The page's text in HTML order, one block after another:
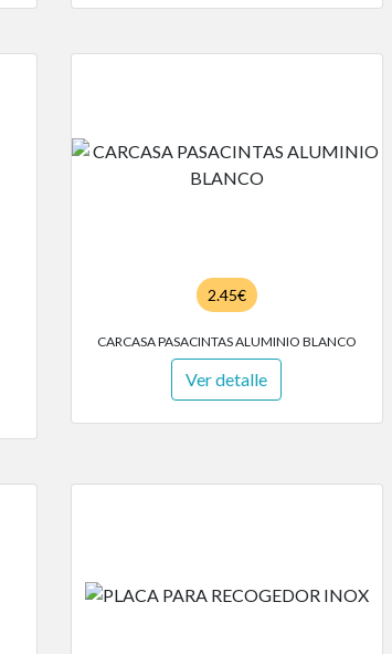
2.45€
CARCASA PASACINTAS ALUMINIO BLANCO
Ver detalle